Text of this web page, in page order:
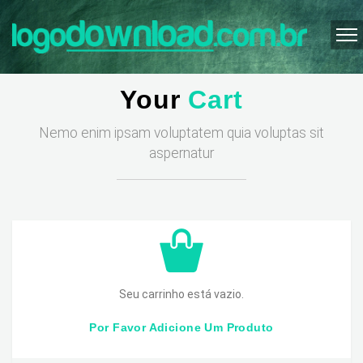
Your Cart
Nemo enim ipsam voluptatem quia voluptas sit
aspernatur
Seu carrinho está vazio.
Por Favor Adicione Um Produto